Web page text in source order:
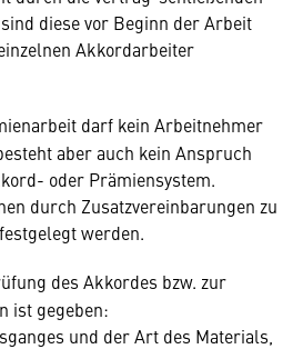
diese vor Beginn der Arbeit
Akkordarbeiter
darf kein Arbeitnehmer
aber auch kein Anspruch
oder Prämiensystem.
durch Zusatzvereinbarungen zu
werden.
des Akkordes bzw. zur
ist gegeben:
und der Art des Materials,